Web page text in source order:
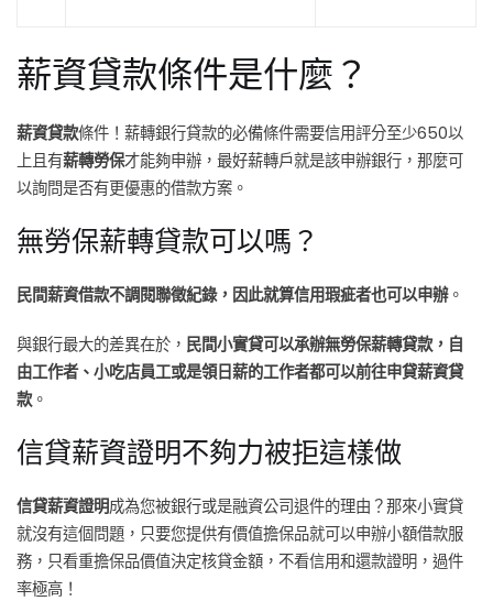
薪資貸款條件是什麼？
薪資貸款條件！薪轉銀行貸款的必備條件需要信用評分至少650以
上且有薪轉勞保才能夠申辦，最好薪轉戶就是該申辦銀行，那麼可
以詢問是否有更優惠的借款方案。
無勞保薪轉貸款可以嗎？
民間薪資借款不調閱聯徵紀錄，因此就算信用瑕疵者也可以申辦。
與銀行最大的差異在於， 民間小實貸可以承辦無勞保薪轉貸款，自
由工作者、小吃店員工或是領日薪的工作者都可以前往申貸薪資貸
款。
信貸薪資證明不夠力被拒這樣做
信貸薪資證明成為您被銀行或是融資公司退件的理由？那來小實貸
就沒有這個問題，只要您提供有價值擔保品就可以申辦小額借款服
務，只看重擔保品價值決定核貸金額，不看信用和還款證明，過件
率極高！